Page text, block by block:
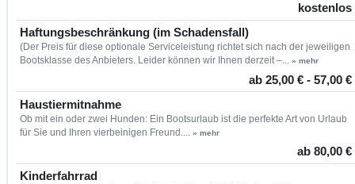
kostenlos
Haftungsbeschränkung (im Schadensfall)
(Der Preis für diese optionale Serviceleistung richtet sich nach der jeweiligen
Bootsklasse des Anbieters. Leider können wir Ihnen derzeit –... » mehr
ab 25,00 € - 57,00 €
Haustiermitnahme
Ob mit ein oder zwei Hunden: Ein Bootsurlaub ist die perfekte Art von Urlaub
für Sie und Ihren vierbeinigen Freund.... » mehr
ab 80,00 €
Kinderfahrrad